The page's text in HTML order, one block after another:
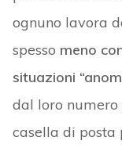
ognuno lavora
spesso meno
situazioni
dal loro
casella di posta